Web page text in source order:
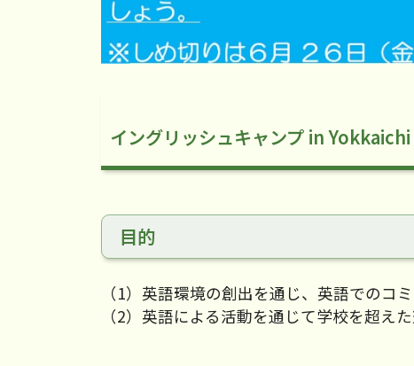
イングリッシュキャンプ in Yokkaichi
目的
（1）英語環境の創出を通じ、英語でのコ
（2）英語による活動を通じて学校を超え